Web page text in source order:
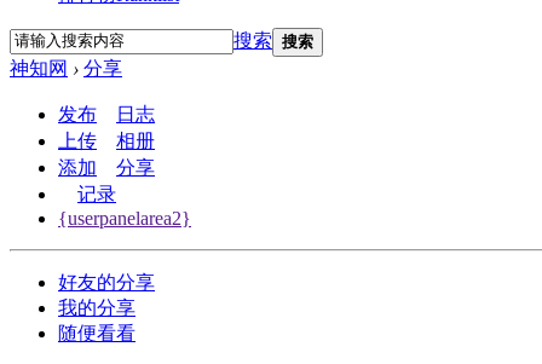
搜索 搜索
神知网 › 分享
发布
日志
上传
相册
添加
分享
记录
{userpanelarea2}
好友的分享
我的分享
随便看看